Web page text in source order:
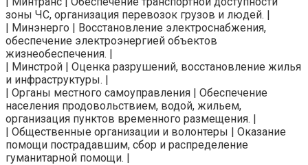
зоны ЧС, организация перевозок грузов и людей. |
| Минэнерго | Восстановление электроснабжения,
обеспечение электроэнергией объектов
жизнеобеспечения. |
| Минстрой | Оценка разрушений, восстановление жилья
и инфраструктуры. |
| Органы местного самоуправления | Обеспечение
населения продовольствием, водой, жильем,
организация пунктов временного размещения. |
| Общественные организации и волонтеры | Оказание
помощи пострадавшим, сбор и распределение
гуманитарной помощи. |